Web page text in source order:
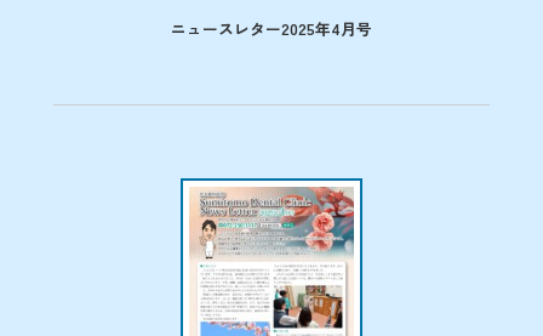
ニュースレター2025年4月号